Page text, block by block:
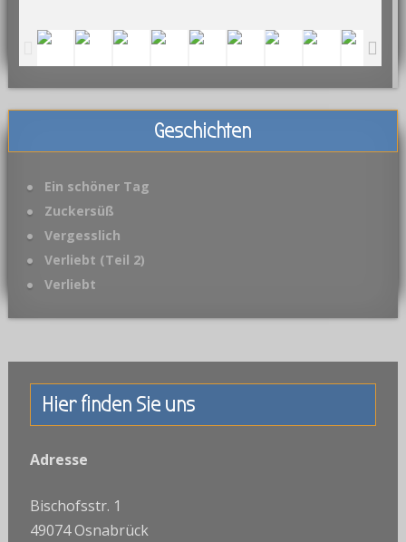
Geschichten
Ein schöner Tag
Zuckersüß
Vergesslich
Verliebt (Teil 2)
Verliebt
Hier finden Sie uns
Adresse
Bischofsstr. 1
49074 Osnabrück